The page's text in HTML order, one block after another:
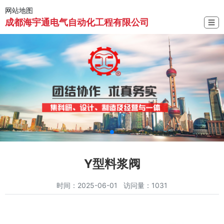
网站地图
成都海宇通电气自动化工程有限公司 ☰
Y型料浆阀
时间：2025-06-01 访问量：1031